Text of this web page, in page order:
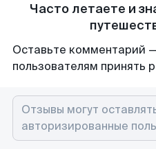
Часто летаете и
Оставьте комментарий
пользователям принять